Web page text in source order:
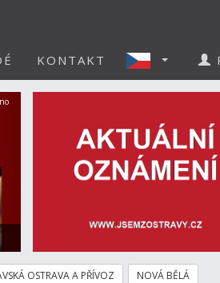
KONTAKT
OSTRAVA A PŘÍVOZ NOVÁ BĚLÁ